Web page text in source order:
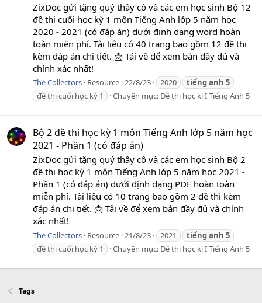
ZixDoc gửi tặng quý thầy cô và các em học sinh Bộ 12
đề thi cuối học kỳ 1 môn Tiếng Anh lớp 5 năm học
2020 - 2021 (có đáp án) dưới định dạng word hoàn
toàn miễn phí. Tài liệu có 40 trang bao gồm 12 đề thi
kèm đáp án chi tiết. 📩 Tải về để xem bản đầy đủ và
chính xác nhất!
The Collectors Resource 22/8/23 2020 tiếnganh 5
đề thi cuối học kỳ 1
Chuyên mục:Đề thi học kì I Tiếng Anh 5
Bộ 2 đề thi học kỳ 1 môn Tiếng Anh lớp 5 năm học
2021 - Phần 1 (có đáp án)
ZixDoc gửi tặng quý thầy cô và các em học sinh Bộ 2
đề thi học kỳ 1 môn Tiếng Anh lớp 5 năm học 2021 -
Phần 1 (có đáp án) dưới định dạng PDF hoàn toàn
miễn phí. Tài liệu có 10 trang bao gồm 2 đề thi kèm
đáp án chi tiết. 📩 Tải về để xem bản đầy đủ và chính
xác nhất!
The Collectors Resource 21/8/23 2021 tiếnganh 5
đề thi cuối học kỳ 1
Chuyên mục:Đề thi học kì I Tiếng Anh 5
Tags